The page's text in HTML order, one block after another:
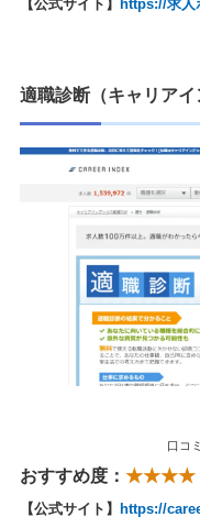
【公式サイト】
https://求人
適職診断（キャリアイ
口コ
おすすめ度： ★★★★
【公式サイト】 https://